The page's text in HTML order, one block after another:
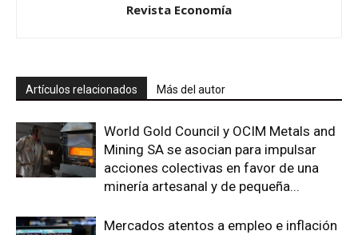
Revista Economía
Artículos relacionados Más del autor
World Gold Council y OCIM Metals and
Mining SA se asocian para impulsar
acciones colectivas en favor de una
minería artesanal y de pequeña...
Mercados atentos a empleo e inflación